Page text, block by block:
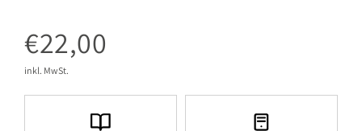
€22,00
inkl. MwSt.